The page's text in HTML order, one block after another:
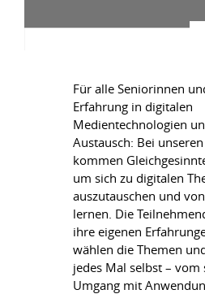
Für alle Seniorinnen
Erfahrung in digitalen
Medientechnologien
Austausch: Bei
kommen
um sich zu digitalen
auszutauschen und
lernen. Die
ihre eigenen
wählen die Themen
jedes Mal selbst – vom
Umgang mit